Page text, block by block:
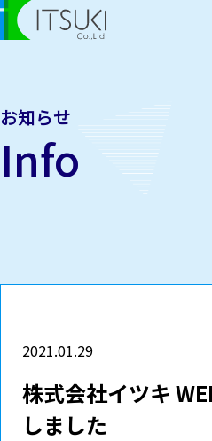
お知らせ
Info
2021.01.29
株式会社イツキ
しました